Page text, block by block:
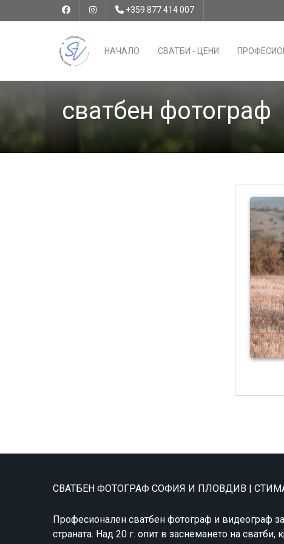
+359 877 414 007
НАЧАЛО СВАТБИ - ЦЕНИ
сватбен фотограф
СВАТБЕН ФОТОГРАФ СОФИЯ И ПЛОВДИВ |
Професионален сватбен фотограф и видеограф
страната. Над 20 г. опит в заснемането на сватби,